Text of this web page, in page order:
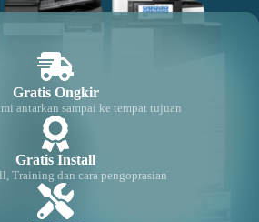
Gratis Ongkir
antarkan sampai ke tempat tujuan
Gratis Install
Training dan cara pengoprasian